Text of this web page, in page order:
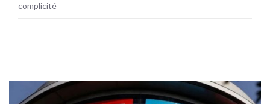
complicité